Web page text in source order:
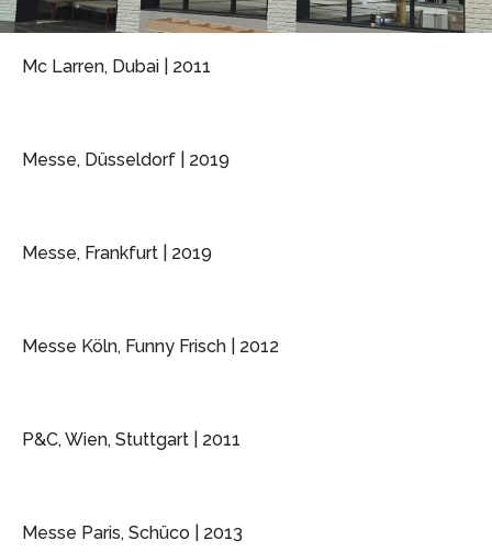
Mc Larren, Dubai | 2011
Messe, Düsseldorf | 2019
Messe, Frankfurt | 2019
Messe Köln, Funny Frisch | 2012
P&C, Wien, Stuttgart | 2011
Messe Paris, Schüco | 2013